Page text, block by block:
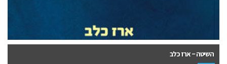
החינוך הדמוקרטי – סיפור עם התחלה – יעקב הכט